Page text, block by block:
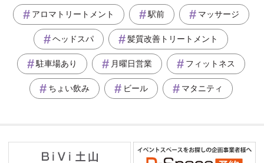
アロマトリートメント 駅前 マッサージ
ヘッドスパ 髪質改善トリートメント
駐車場あり 月曜日営業 フィットネス
ちょい飲み ビール マタニティ